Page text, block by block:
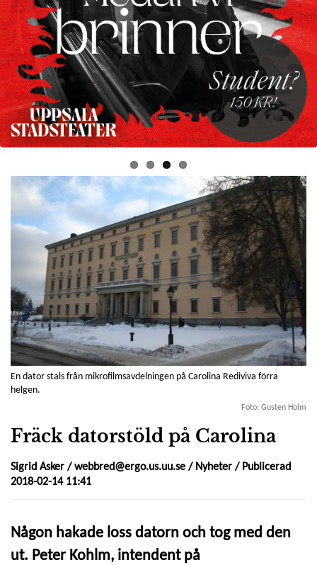
En dator stals från mikrofilmsavdelningen på Carolina Rediviva förra
helgen.
Foto: Gusten Holm
Fräck datorstöld på Carolina
Sigrid Asker /webbred@ergo.us.uu.se / Nyheter / Publicerad
2018-02-14 11:41
Någon hakade loss datorn och tog med den
ut. Peter Kohlm, intendent på